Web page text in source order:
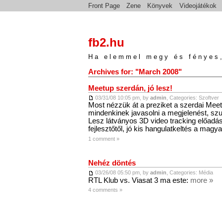
Front Page Zene Könyvek Videojátékok
fb2.hu
Ha elemmel megy és
Archives for: "March 2008"
Meetup szerdán, jó lesz!
03/31/08 10:05 pm, by admin , Categories: Szoftver
Most nézzük át a preziket a szerdai
mindenkinek javasolni a megjelenést,
Lesz látványos 3D video tracking
fejlesztőtől, jó kis hangulatkeltés a
1 comment »
Nehéz döntés
03/26/08 05:50 pm, by admin , Categories: Média
RTL Klub vs. Viasat 3 ma este: more »
4 comments »